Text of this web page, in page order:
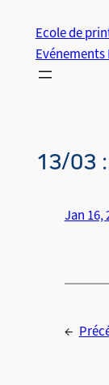
contenu
Ecole de
Evénements
13/03
Jan 16,
←